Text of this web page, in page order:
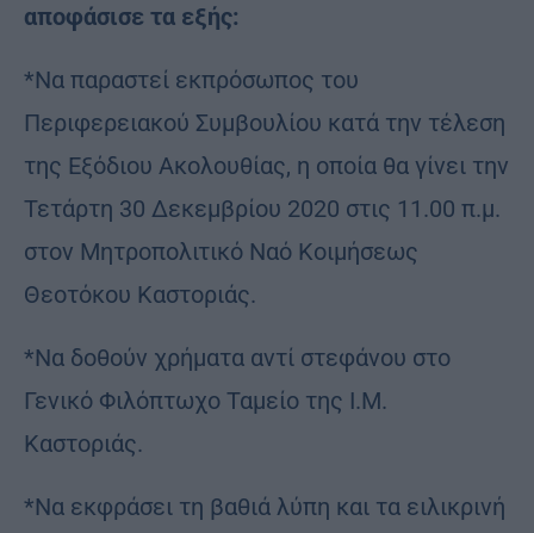
αποφάσισε τα εξής:
*Να παραστεί εκπρόσωπος του
Περιφερειακού Συμβουλίου κατά την τέλεση
της Εξόδιου Ακολουθίας, η οποία θα γίνει την
Τετάρτη 30 Δεκεμβρίου 2020 στις 11.00 π.μ.
στον Μητροπολιτικό Ναό Κοιμήσεως
Θεοτόκου Καστοριάς.
*Να δοθούν χρήματα αντί στεφάνου στο
Γενικό Φιλόπτωχο Ταμείο της Ι.Μ.
Καστοριάς.
*Να εκφράσει τη βαθιά λύπη και τα ειλικρινή